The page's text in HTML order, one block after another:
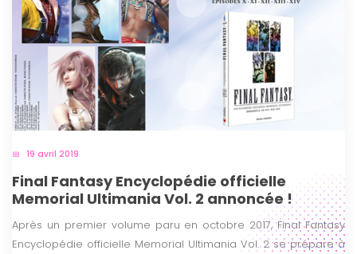
19 avril 2019
Final Fantasy Encyclopédie officielle
Memorial Ultimania Vol. 2 annoncée !
Après un premier volume paru en octobre 2017, Final Fantasy
Encyclopédie officielle Memorial Ultimania Vol. 2 se prépare à